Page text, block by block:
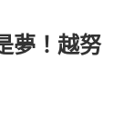
夢！越努